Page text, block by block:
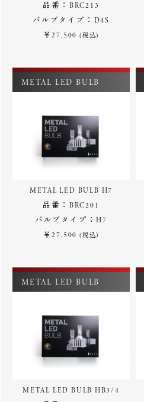
品番：BRC213
バルブタイプ：D4S
￥27,500(税込)
METAL LED BULB
METAL LED BULB H7
品番：BRC201
バルブタイプ：H7
￥27,500(税込)
METAL LED BULB
METAL LED BULB HB3/4